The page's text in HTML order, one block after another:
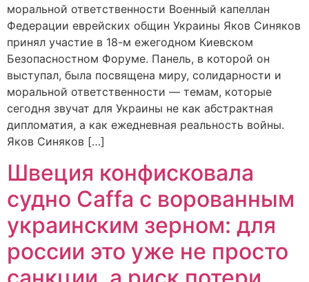
моральной ответственности Военный капеллан
Федерации еврейских общин Украины Яков Синяков
принял участие в 18-м ежегодном Киевском
Безопасностном Форуме. Панель, в которой он
выступал, была посвящена миру, солидарности и
моральной ответственности — темам, которые
сегодня звучат для Украины не как абстрактная
дипломатия, а как ежедневная реальность войны.
Яков Синяков […]
Швеция конфисковала
судно Caffa с ворованным
украинским зерном: для
россии это уже не просто